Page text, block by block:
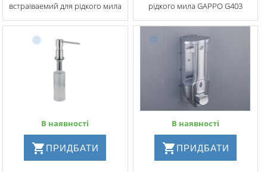
встраіваемий для рідкого мила
рідкого мила GAPPO G403
В наявності
ПРИДБАТИ
В наявності
ПРИДБАТИ